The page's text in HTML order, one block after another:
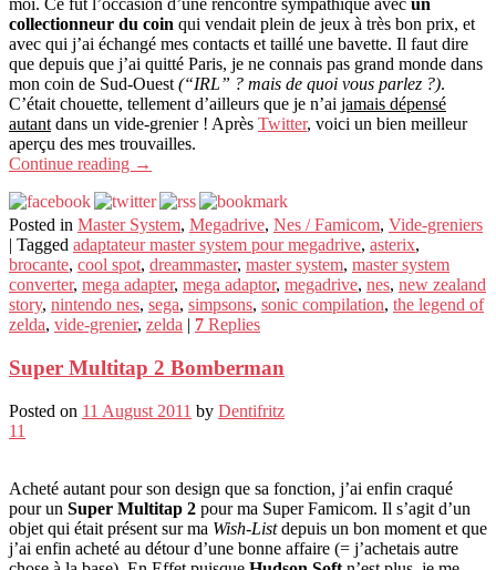
moi. Ce fut l’occasion d’une rencontre sympathique avec un
collectionneur du coin qui vendait plein de jeux à très bon prix, et
avec qui j’ai échangé mes contacts et taillé une bavette. Il faut dire
que depuis que j’ai quitté Paris, je ne connais pas grand monde dans
mon coin de Sud-Ouest(“IRL” ? mais de quoi vous parlez ?).
C’était chouette, tellement d’ailleurs que je n’ai jamais dépensé
autantdans un vide-grenier ! Après Twitter, voici un bien meilleur
aperçu des mes trouvailles.
Continue reading →
Posted in Master System, Megadrive, Nes / Famicom, Vide-greniers
| Tagged adaptateur master system pour megadrive, asterix,
brocante, cool spot, dreammaster, master system, master system
converter, mega adapter, mega adaptor, megadrive, nes, new zealand
story, nintendo nes, sega, simpsons, sonic compilation, the legend of
zelda, vide-grenier, zelda | 7 Replies
Super Multitap 2 Bomberman
Posted on 11 August 2011 by Dentifritz
11
Acheté autant pour son design que sa fonction, j’ai enfin craqué
pour un Super Multitap 2 pour ma Super Famicom. Il s’agit d’un
objet qui était présent sur ma Wish-Listdepuis un bon moment et que
j’ai enfin acheté au détour d’une bonne affaire (= j’achetais autre